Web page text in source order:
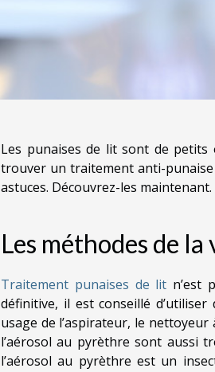
Les punaises de lit sont de petits
trouver un traitement anti-punaise
astuces. Découvrez-les maintenant.
Les méthodes de
Traitement punaises de lit n’est
définitive, il est conseillé
usage de l’aspirateur, le
l’aérosol au pyrèthre sont aussi
l’aérosol au pyrèthre est un